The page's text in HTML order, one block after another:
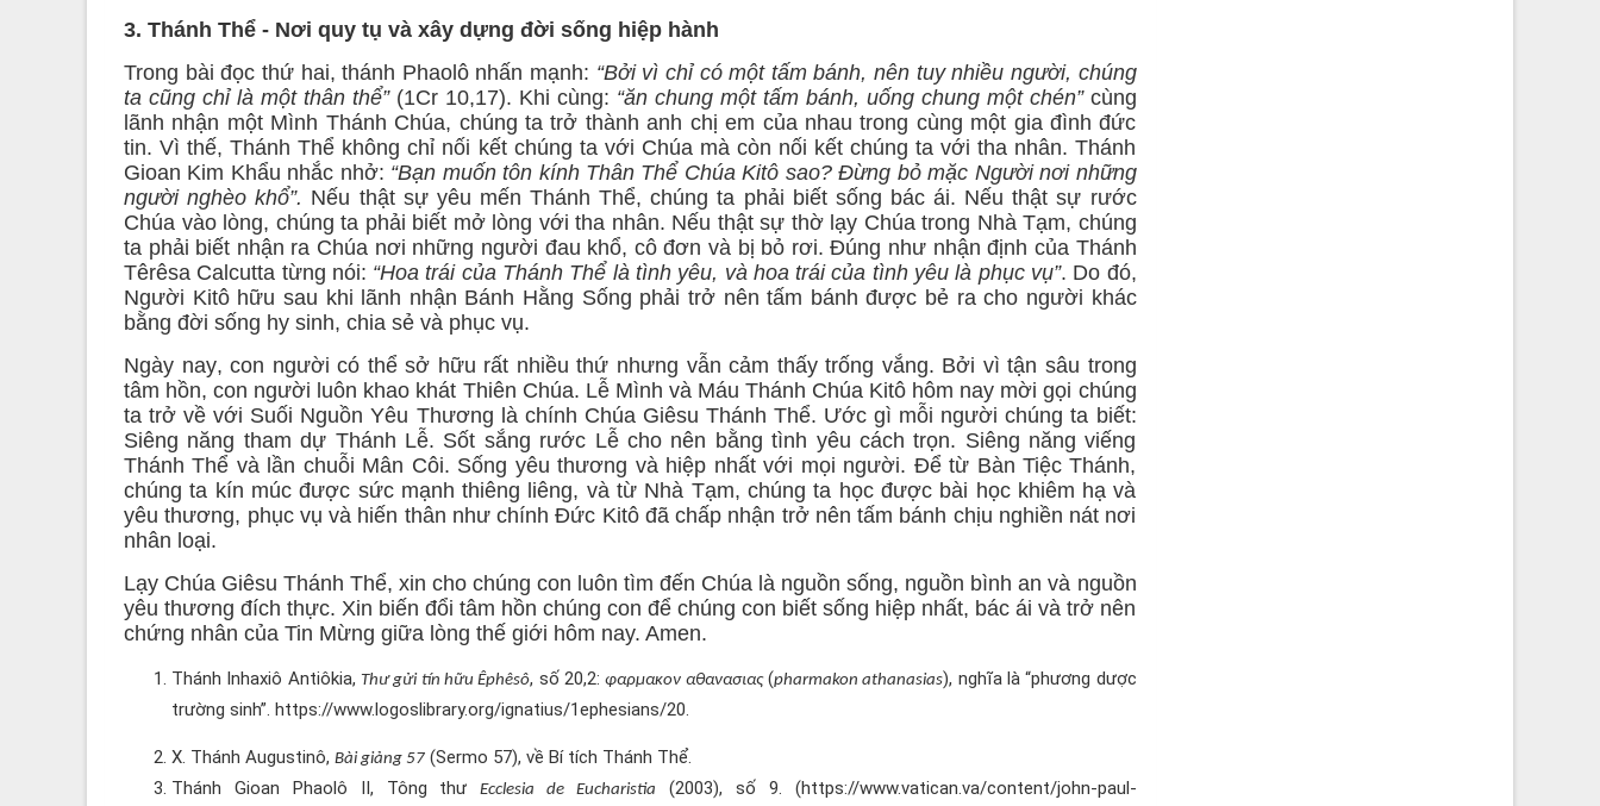
3. Thánh Thể - Nơi quy tụ và xây dựng đời sống hiệp hành
Trong bài đọc thứ hai, thánh Phaolô nhấn mạnh: “Bởi vì chỉ có một tấm bánh, nên tuy nhiều người, chúng
ta cũng chỉ là một thân thể”(1Cr 10,17). Khi cùng: “ăn chung một tấm bánh, uống chung một chén” cùng
lãnh nhận một Mình Thánh Chúa, chúng ta trở thành anh chị em của nhau trong cùng một gia đình đức
tin. Vì thế, Thánh Thể không chỉ nối kết chúng ta với Chúa mà còn nối kết chúng ta với tha nhân. Thánh
Gioan Kim Khẩu nhắc nhở: “Bạn muốn tôn kính Thân Thể Chúa Kitô sao? Đừng bỏ mặc Người nơi những
người nghèo khổ”. Nếu thật sự yêu mến Thánh Thể, chúng ta phải biết sống bác ái. Nếu thật sự rước
Chúa vào lòng, chúng ta phải biết mở lòng với tha nhân. Nếu thật sự thờ lạy Chúa trong Nhà Tạm, chúng
ta phải biết nhận ra Chúa nơi những người đau khổ, cô đơn và bị bỏ rơi. Đúng như nhận định của Thánh
Têrêsa Calcutta từng nói: “Hoa trái của Thánh Thể là tình yêu, và hoa trái của tình yêu là phục vụ”. Do đó,
Người Kitô hữu sau khi lãnh nhận Bánh Hằng Sống phải trở nên tấm bánh được bẻ ra cho người khác
bằng đời sống hy sinh, chia sẻ và phục vụ.
Ngày nay, con người có thể sở hữu rất nhiều thứ nhưng vẫn cảm thấy trống vắng. Bởi vì tận sâu trong
tâm hồn, con người luôn khao khát Thiên Chúa. Lễ Mình và Máu Thánh Chúa Kitô hôm nay mời gọi chúng
ta trở về với Suối Nguồn Yêu Thương là chính Chúa Giêsu Thánh Thể. Ước gì mỗi người chúng ta biết:
Siêng năng tham dự Thánh Lễ. Sốt sắng rước Lễ cho nên bằng tình yêu cách trọn. Siêng năng viếng
Thánh Thể và lần chuỗi Mân Côi. Sống yêu thương và hiệp nhất với mọi người. Để từ Bàn Tiệc Thánh,
chúng ta kín múc được sức mạnh thiêng liêng, và từ Nhà Tạm, chúng ta học được bài học khiêm hạ và
yêu thương, phục vụ và hiến thân như chính Đức Kitô đã chấp nhận trở nên tấm bánh chịu nghiền nát nơi
nhân loại.
Lạy Chúa Giêsu Thánh Thể, xin cho chúng con luôn tìm đến Chúa là nguồn sống, nguồn bình an và nguồn
yêu thương đích thực. Xin biến đổi tâm hồn chúng con để chúng con biết sống hiệp nhất, bác ái và trở nên
chứng nhân của Tin Mừng giữa lòng thế giới hôm nay. Amen.
Thánh Inhaxiô Antiôkia, Thư gửi tín hữu Êphêsô, số 20,2:φαρμακον αθανασιας(pharmakon athanasias), nghĩa là “phương dược
trường sinh”. https://www.logoslibrary.org/ignatius/1ephesians/20.
X. Thánh Augustinô, Bài giảng 57 (Sermo 57), về Bí tích Thánh Thể.
Thánh Gioan Phaolô II, Tông thưEcclesia de Eucharistia
(2003), số 9. (https://www.vatican.va/content/john-paul-